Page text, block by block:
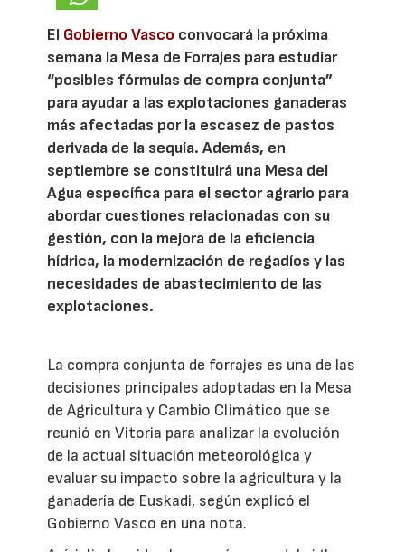
El Gobierno Vasco convocará la próxima
semana la Mesa de Forrajes para estudiar
“posibles fórmulas de compra conjunta”
para ayudar a las explotaciones ganaderas
más afectadas por la escasez de pastos
derivada de la sequía. Además, en
septiembre se constituirá una Mesa del
Agua específica para el sector agrario para
abordar cuestiones relacionadas con su
gestión, con la mejora de la eficiencia
hídrica, la modernización de regadíos y las
necesidades de abastecimiento de las
explotaciones.
La compra conjunta de forrajes es una de las
decisiones principales adoptadas en la Mesa
de Agricultura y Cambio Climático que se
reunió en Vitoria para analizar la evolución
de la actual situación meteorológica y
evaluar su impacto sobre la agricultura y la
ganadería de Euskadi, según explicó el
Gobierno Vasco en una nota.